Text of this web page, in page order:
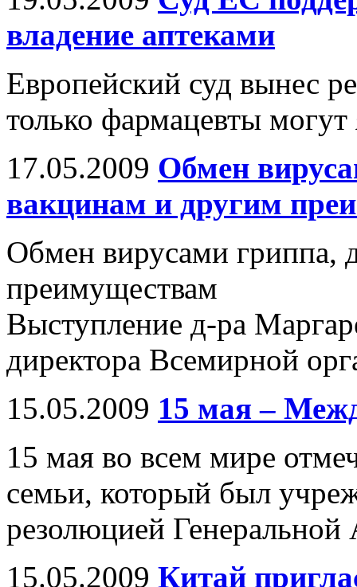
владение аптеками
Европейский суд вынес
только фармацевты могут
17.05.2009 Обмен
вакцинам и другим
Обмен вирусами гриппа,
преимуществам
Выступление д-ра
директора Всемирной
15.05.2009 15 мая –
15 мая во всем мире
семьи, который был
резолюцией
15.05.2009 Китай